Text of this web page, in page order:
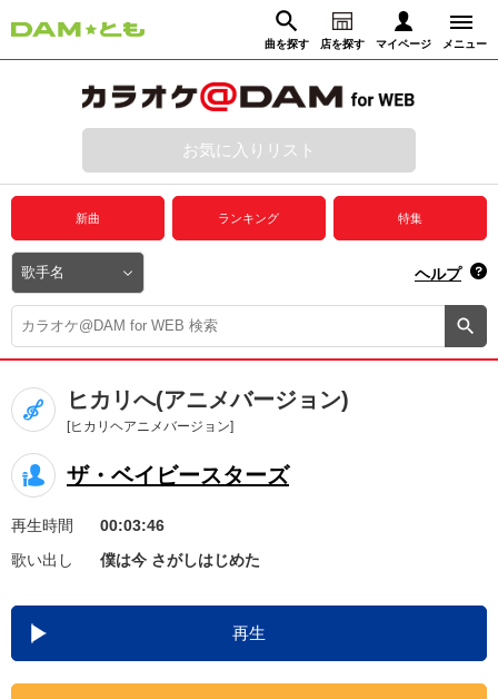
曲を探す 店を探す マイページ メニュー
動画からさがす 録音からさがす
ログイン
プレミアムサービス
DAM★とも動画
DAM★とも録音
カラオケ＠DAM
ユーザー検索
キャンペーン
お知らせ よくあるご質問
DAMの新曲・ランキングなど
カラオケ最新情報をチェック！
お気に入りリスト
新曲 ランキング 特集
ヘルプ
ヒカリへ(アニメバージョン)
[ヒカリヘアニメバージョン]
ザ・ベイビースターズ
再生時間
00:03:46
歌い出し
僕は今 さがしはじめた
再生